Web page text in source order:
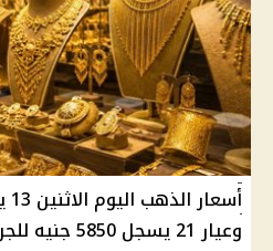
وعيار 21 يسجل 5850 جنيه للجرام